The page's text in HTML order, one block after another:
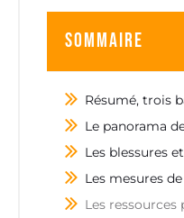
Sommaire
Résumé, trois